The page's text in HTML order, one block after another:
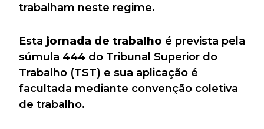
trabalham neste regime.
Esta jornada de trabalho é prevista pela
súmula 444 do Tribunal Superior do
Trabalho (TST) e sua aplicação é
facultada mediante convenção coletiva
de trabalho.